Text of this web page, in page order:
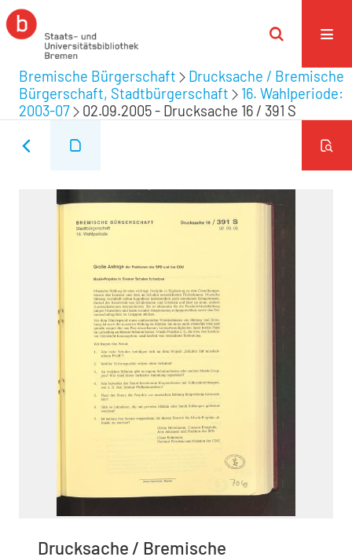
Bremische Bürgerschaft
Drucksache / Bremische
Bürgerschaft, Stadtbürgerschaft
16. Wahlperiode:
2003-07
02.09.2005 - Drucksache 16 / 391 S
Drucksache / Bremische